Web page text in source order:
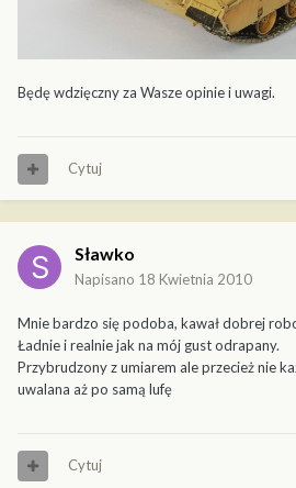
Będę wdzięczny za Wasze opinie i uwagi.
Cytuj
Sławko
Napisano 18 Kwietnia 2010
Mnie bardzo się podoba, kawał dobrej
Ładnie i realnie jak na mój gust odrapany.
Przybrudzony z umiarem ale przecież nie
uwalana aż po samą lufę
Cytuj